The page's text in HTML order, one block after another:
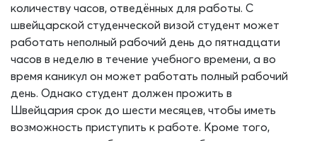
количеству часов, отведённых для работы. С
швейцарской студенческой визой студент может
работать неполный рабочий день до пятнадцати
часов в неделю в течение учебного времени, а во
время каникул он может работать полный рабочий
день. Однако студент должен прожить в
Швейцария срок до шести месяцев, чтобы иметь
возможность приступить к работе. Кроме того,